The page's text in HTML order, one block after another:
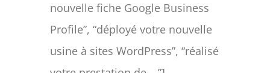
nouvelle fiche Google Business
Profile”, “déployé votre nouvelle
usine à sites WordPress”, “réalisé